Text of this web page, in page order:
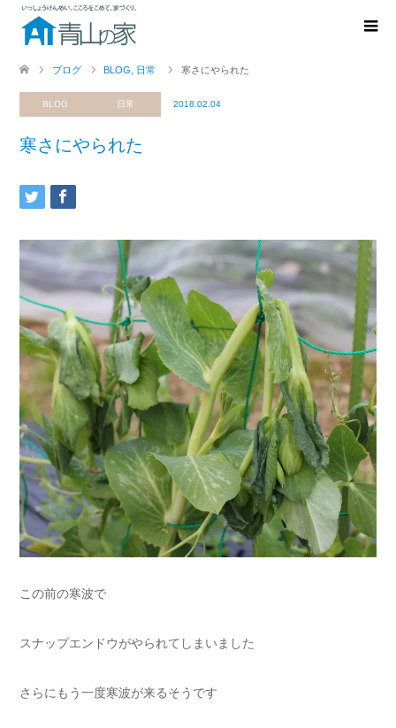
ブログ BLOG 日常 寒さにやられた
BLOG 日常 2018.02.04
寒さにやられた
この前の寒波で
スナップエンドウがやられてしまいました
さらにもう一度寒波が来るそうです